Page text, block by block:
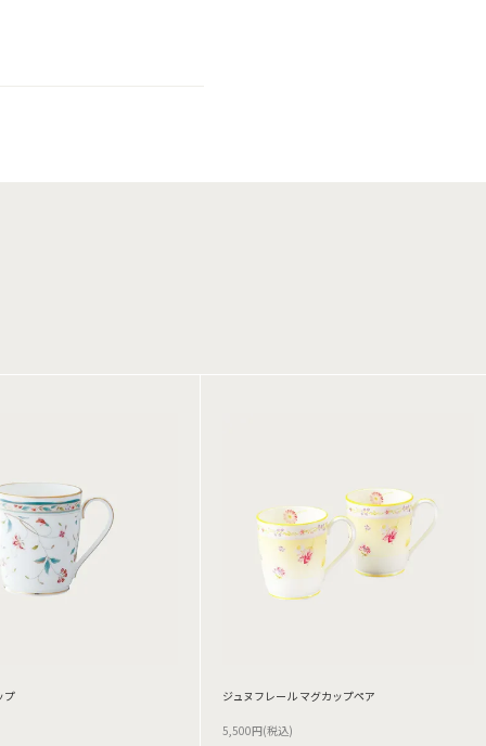
プ ジュヌフレール マグカップペア
5,500円(税込)